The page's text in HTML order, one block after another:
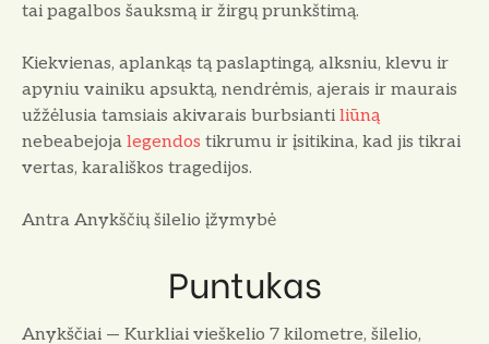
tai pagalbos šauksmą ir žirgų prunkštimą.
Kiekvienas, aplankąs tą paslaptingą, alksniu, klevu ir
apyniu vainiku apsuktą, nendrėmis, aje­rais ir maurais
užžėlusia tamsiais akivarais burbsianti liūną
nebeabejoja legendos tikrumu ir įsitikina, kad jis tikrai
vertas, karališkos tra­gedijos.
Antra Anykščių šilelio įžymybė
Puntukas
Anykščiai — Kurkliai vieškelio 7 kilometre, šilelio,